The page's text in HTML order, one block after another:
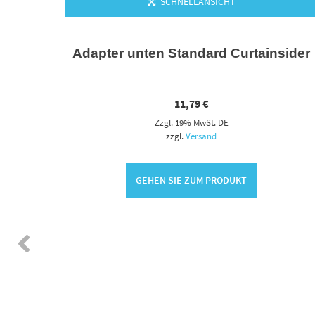
Adapter unten Standard Curtainsider
11,79€
Zzgl. 19% MwSt. DE
zzgl.Versand
GEHEN SIE ZUM PRODUKT